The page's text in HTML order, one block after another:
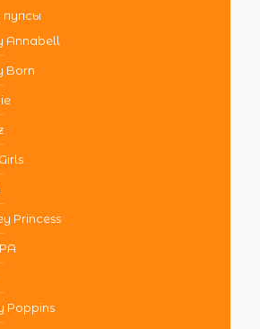
пупсы
Annabell
Born
Princess
Poppins